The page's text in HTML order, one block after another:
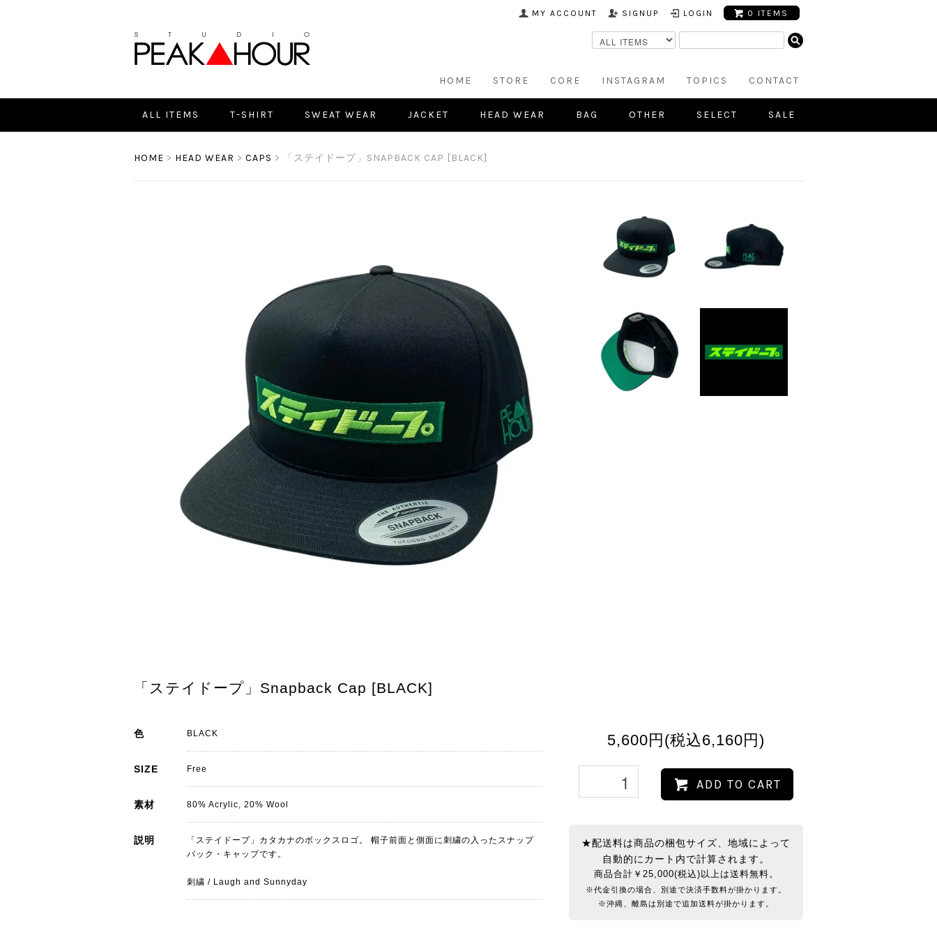
MY ACCOUNT SIGNUP LOGIN 0 ITEMS
HOME STORE CORE INSTAGRAM TOPICS CONTACT
ALL ITEMS T-SHIRT SWEAT WEAR JACKET HEAD WEAR BAG OTHER SELECT SALE
HOME > HEAD WEAR > CAPS > 「ステイドープ」SNAPBACK CAP [BLACK]
「ステイドープ」Snapback Cap [BLACK]
色 BLACK
SIZE Free
素材 80% Acrylic, 20% Wool
説明
「ステイドープ」カタカナのボックスロゴ。 帽子前面と側面に刺繍の入ったスナップ
バック・キャップです。
刺繍 / Laugh and Sunnyday
5,600円(税込6,160円)
ADD TO CART
★配送料は商品の梱包サイズ、地域によって
自動的にカート内で計算されます。
商品合計￥25,000(税込)以上は送料無料。
※代金引換の場合、別途で決済手数料が掛かります。
※沖縄、離島は別途で追加送料が掛かります。